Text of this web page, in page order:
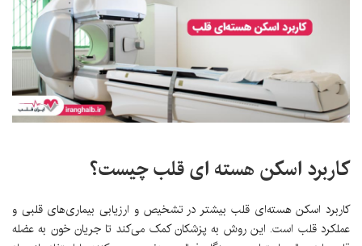
کاربرد اسکن هسته ای قلب چیست؟
کاربرد اسکن هسته‌ای قلب بیشتر در تشخیص و ارزیابی بیماری‌های قلبی و
عملکرد قلب است. این روش به پزشکان کمک می‌کند تا جریان خون به عضله